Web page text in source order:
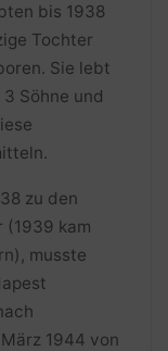
bis 1938
Tochter
Sie lebt
Söhne und
zu den
(1939 kam
musste
1944 von